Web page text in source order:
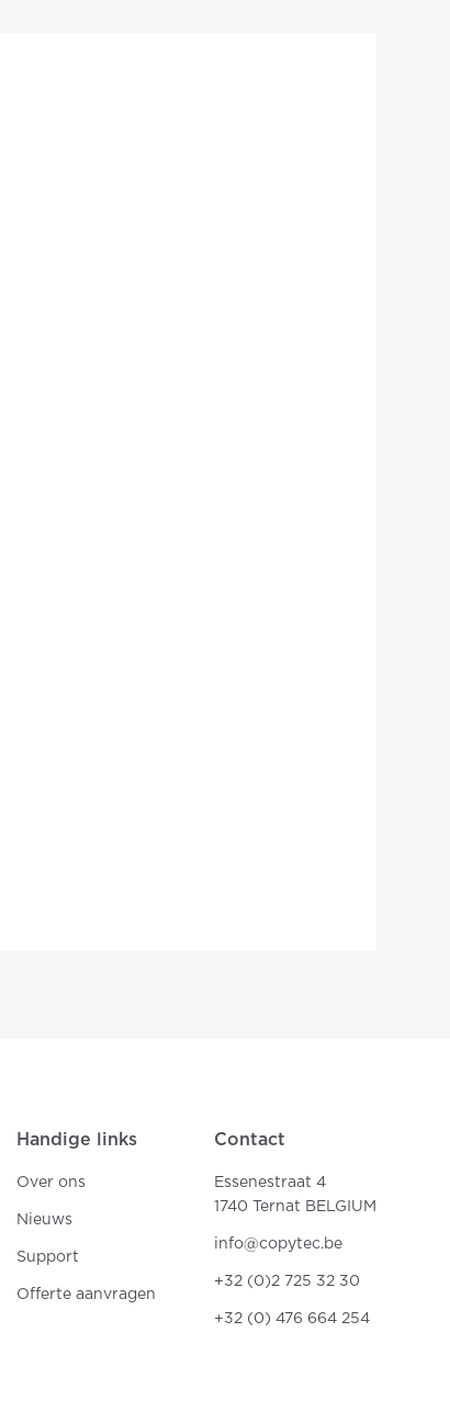
Handige links
Over ons
Nieuws
Support
Offerte aanvragen
Contact
Essenestraat 4
1740 Ternat BELGIUM
info@copytec.be
+32 (0)2 725 32 30
+32 (0) 476 664 254